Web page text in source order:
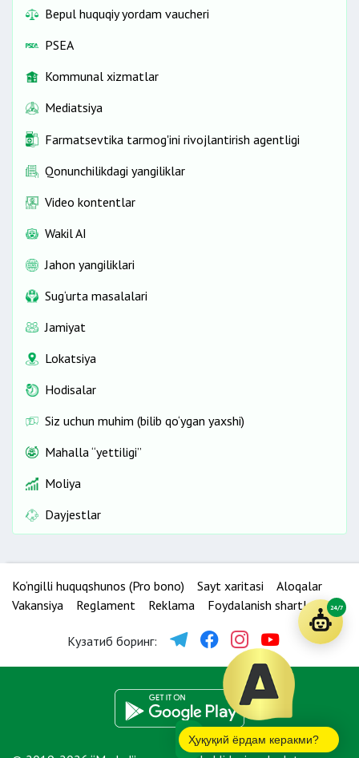
Bepul huquqiy yordam vaucheri
PSEA
Kommunal xizmatlar
Mediatsiya
Farmatsevtika tarmog'ini rivojlantirish agentligi
Qonunchilikdagi yangiliklar
Video kontentlar
Wakil AI
Jahon yangiliklari
Sug‘urta masalalari
Jamiyat
Lokatsiya
Hodisalar
Siz uchun muhim (bilib qo‘ygan yaxshi)
Mahalla “yettiligi”
Moliya
Dayjestlar
Ko‘ngilli huquqshunos (Pro bono) Sayt xaritasi
Aloqalar
Vakansiya
Reglament Reklama Foydalanish shartlari
Кузатиб боринг:
Ҳуқуқий ёрдам керакми?
24/7